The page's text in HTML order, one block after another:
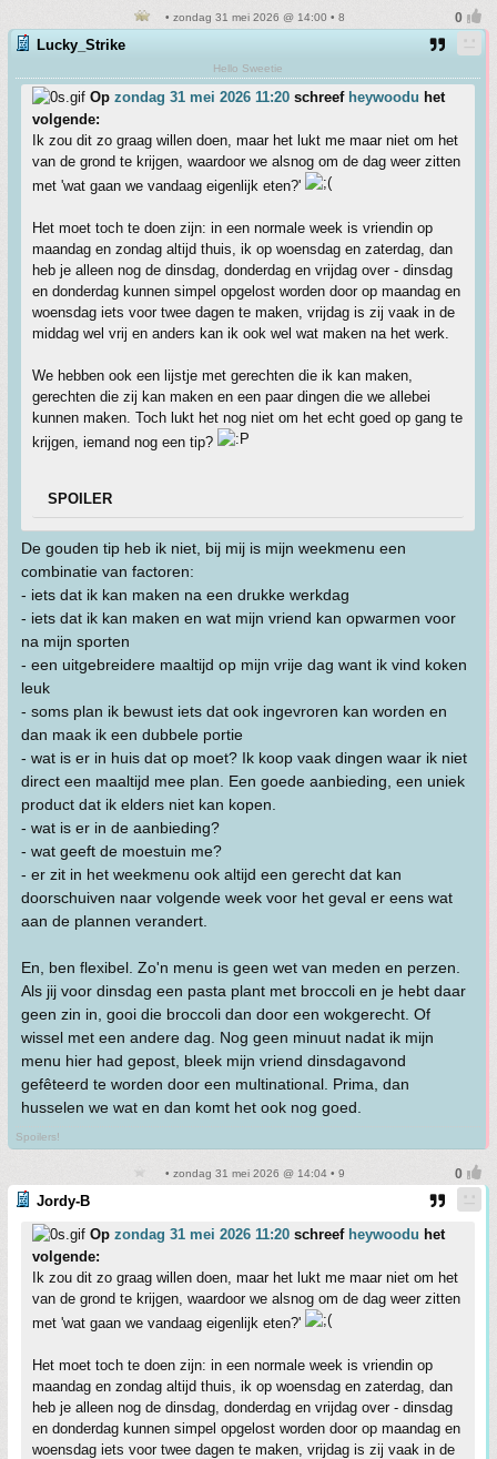
• zondag 31 mei 2026 @ 14:00 • 8
Lucky_Strike
Hello Sweetie
Op zondag 31 mei 2026 11:20 schreef heywoodu het
volgende:
Ik zou dit zo graag willen doen, maar het lukt me maar niet om het
van de grond te krijgen, waardoor we alsnog om de dag weer zitten
met 'wat gaan we vandaag eigenlijk eten?'
Het moet toch te doen zijn: in een normale week is vriendin op
maandag en zondag altijd thuis, ik op woensdag en zaterdag, dan
heb je alleen nog de dinsdag, donderdag en vrijdag over - dinsdag
en donderdag kunnen simpel opgelost worden door op maandag en
woensdag iets voor twee dagen te maken, vrijdag is zij vaak in de
middag wel vrij en anders kan ik ook wel wat maken na het werk.
We hebben ook een lijstje met gerechten die ik kan maken,
gerechten die zij kan maken en een paar dingen die we allebei
kunnen maken. Toch lukt het nog niet om het echt goed op gang te
krijgen, iemand nog een tip?
SPOILER
De gouden tip heb ik niet, bij mij is mijn weekmenu een
combinatie van factoren:
- iets dat ik kan maken na een drukke werkdag
- iets dat ik kan maken en wat mijn vriend kan opwarmen voor
na mijn sporten
- een uitgebreidere maaltijd op mijn vrije dag want ik vind koken
leuk
- soms plan ik bewust iets dat ook ingevroren kan worden en
dan maak ik een dubbele portie
- wat is er in huis dat op moet? Ik koop vaak dingen waar ik niet
direct een maaltijd mee plan. Een goede aanbieding, een uniek
product dat ik elders niet kan kopen.
- wat is er in de aanbieding?
- wat geeft de moestuin me?
- er zit in het weekmenu ook altijd een gerecht dat kan
doorschuiven naar volgende week voor het geval er eens wat
aan de plannen verandert.
En, ben flexibel. Zo'n menu is geen wet van meden en perzen.
Als jij voor dinsdag een pasta plant met broccoli en je hebt daar
geen zin in, gooi die broccoli dan door een wokgerecht. Of
wissel met een andere dag. Nog geen minuut nadat ik mijn
menu hier had gepost, bleek mijn vriend dinsdagavond
gefêteerd te worden door een multinational. Prima, dan
husselen we wat en dan komt het ook nog goed.
Spoilers!
• zondag 31 mei 2026 @ 14:04 • 9
Jordy-B
Op zondag 31 mei 2026 11:20 schreef heywoodu het
volgende:
Ik zou dit zo graag willen doen, maar het lukt me maar niet om het
van de grond te krijgen, waardoor we alsnog om de dag weer zitten
met 'wat gaan we vandaag eigenlijk eten?'
Het moet toch te doen zijn: in een normale week is vriendin op
maandag en zondag altijd thuis, ik op woensdag en zaterdag, dan
heb je alleen nog de dinsdag, donderdag en vrijdag over - dinsdag
en donderdag kunnen simpel opgelost worden door op maandag en
woensdag iets voor twee dagen te maken, vrijdag is zij vaak in de